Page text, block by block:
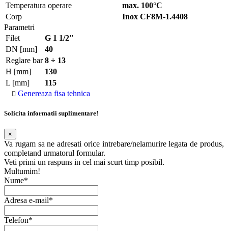
Temperatura operare
max. 100°C
Corp
Inox CF8M-1.4408
Parametri
Filet
G 1 1/2"
DN [mm]
40
Reglare bar 8 ÷ 13
H [mm]
130
L [mm]
115
Genereaza fisa tehnica
Solicita informatii suplimentare!
×
Va rugam sa ne adresati orice intrebare/nelamurire legata de produs,
completand urmatorul formular.
Veti primi un raspuns in cel mai scurt timp posibil.
Multumim!
Nume*
Adresa e-mail*
Telefon*